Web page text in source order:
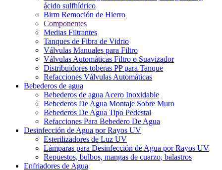
ácido sulfhídrico
Birm Remoción de Hierro
Componentes
Medias Filtrantes
Tanques de Fibra de Vidrio
Válvulas Manuales para Filtro
Válvulas Automáticas Filtro o Suavizador
Distribuidores toberas PP para Tanque
Refacciones Válvulas Automáticas
Bebederos de agua
Bebederos de agua Acero Inoxidable
Bebederos De Agua Montaje Sobre Muro
Bebederos De Agua Tipo Pedestal
Refacciones Para Bebedero De Agua
Desinfección de Agua por Rayos UV
Esterilizadores de Luz UV
Lámparas para Desinfección de Agua por Rayos UV
Repuestos, bulbos, mangas de cuarzo, balastros
Enfriadores de Agua